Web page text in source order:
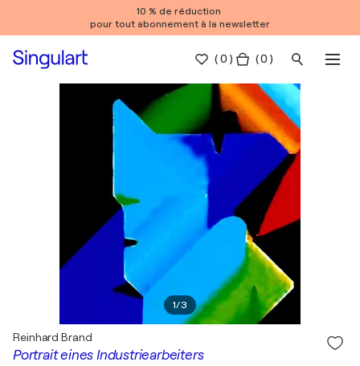
10 % de réduction
pour tout abonnement à la newsletter
(0 ) ( 0 )
1/3
Portrait eines Industriearbeiters
Reinhard Brand